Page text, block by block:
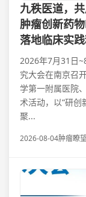
九秩医道，
肿瘤创新药
落地临床实
2026年7月31日
究大会在南京召
学第一附属医院
术活动，以“研创
聚...
2026-08-04肿瘤瞭望